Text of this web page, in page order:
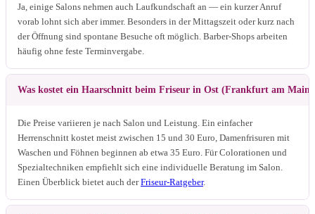
Ja, einige Salons nehmen auch Laufkundschaft an — ein kurzer Anruf
vorab lohnt sich aber immer. Besonders in der Mittagszeit oder kurz nach
der Öffnung sind spontane Besuche oft möglich. Barber-Shops arbeiten
häufig ohne feste Terminvergabe.
Was kostet ein Haarschnitt beim Friseur in Ost (Frankfurt am
Die Preise variieren je nach Salon und Leistung. Ein einfacher
Herrenschnitt kostet meist zwischen 15 und 30 Euro, Damenfrisuren mit
Waschen und Föhnen beginnen ab etwa 35 Euro. Für Colorationen und
Spezialtechniken empfiehlt sich eine individuelle Beratung im Salon.
Einen Überblick bietet auch derFriseur-Ratgeber.